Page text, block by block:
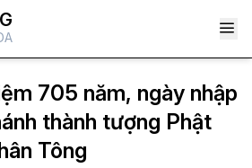
705 năm, ngày nhập
thành tượng Phật
Tông